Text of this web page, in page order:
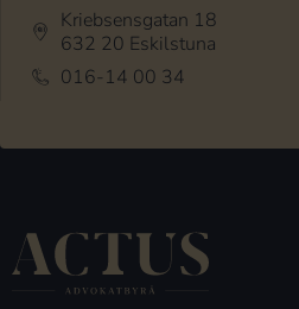
Kriebsensgatan 18
632 20 Eskilstuna
016-14 00 34